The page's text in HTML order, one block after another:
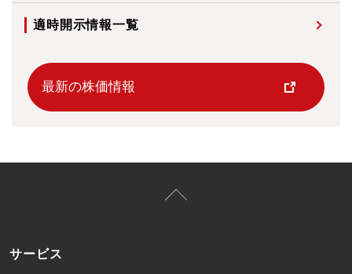
適時開示情報一覧
最新の株価情報
サービス